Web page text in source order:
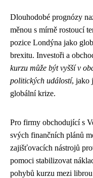
Dlouhodobé prognózy
měnou s mírně rostoucí
pozice Londýna jako
brexitu. Investoři a
kurzu může být vyšší v
politických událostí, jako
globální krize.
Pro firmy obchodující s
svých finančních plánů
zajišťovacích nástrojů
pomoci stabilizovat
pohybů kurzu mezi